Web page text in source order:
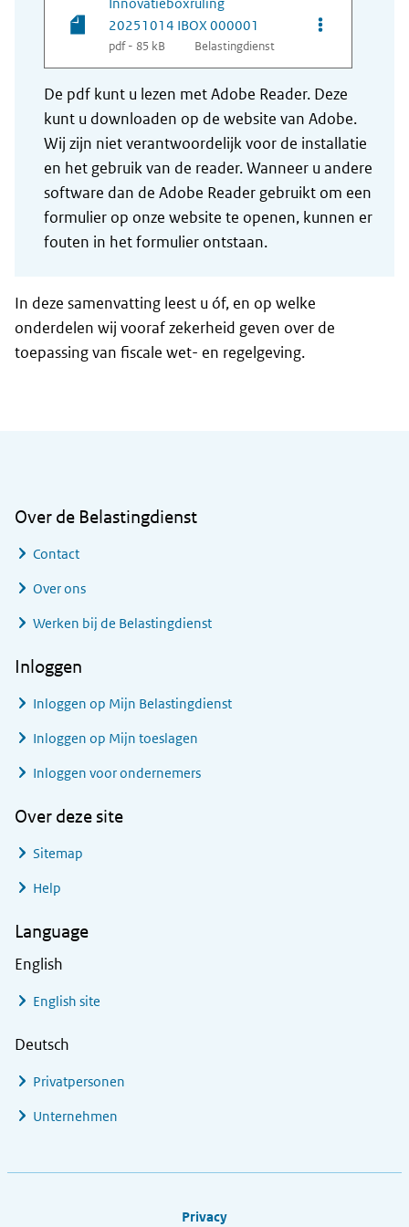
20251014 IBOX 000001
pdf - 85 kB Belastingdienst
Opties van
De pdf kunt u lezen met Adobe Reader. Deze
kunt u downloaden op de website van Adobe.
Wij zijn niet verantwoordelijk voor de installatie
en het gebruik van de reader. Wanneer u andere
software dan de Adobe Reader gebruikt om een
formulier op onze website te openen, kunnen er
fouten in het formulier ontstaan.
In deze samenvatting leest u óf, en op welke
onderdelen wij vooraf zekerheid geven over de
toepassing van fiscale wet- en regelgeving.
Over de Belastingdienst
Contact
Over ons
Werken bij de Belastingdienst
Inloggen
Inloggen op Mijn Belastingdienst
Inloggen op Mijn toeslagen
Inloggen voor ondernemers
Over deze site
Sitemap
Help
Language
English
English site
Deutsch
Privatpersonen
Unternehmen
Privacy